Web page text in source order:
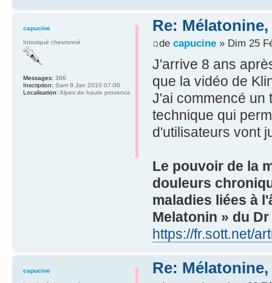
Re:
de capucine» Dim 25
J'arrive 8 ans
que la vidéo de
J'ai commencé un
technique qui
d'utilisateurs vont
Le pouvoir de la
douleurs
maladies liées à
Melatonin » du
https://fr.sott.net/
capucine
Intoxiqué chevronné
Messages: 366
Inscription: Sam 9 Jan 2010 07:00
Localisation: Alpes de haute provence
Re:
capucine